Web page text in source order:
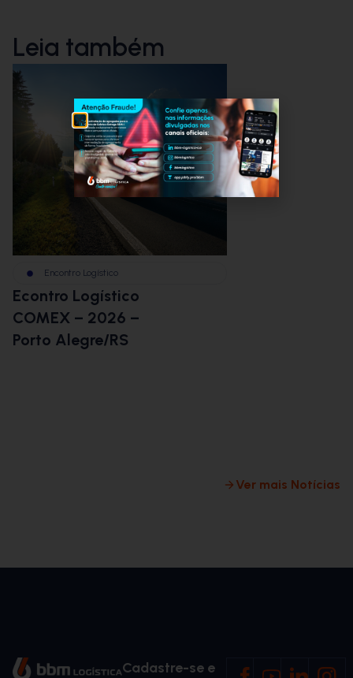
Leia também
Ver mais Notícias
Encontro Logístico
Econtro Logístico
COMEX – 2026 –
Porto Alegre/RS
Cadastre-se e